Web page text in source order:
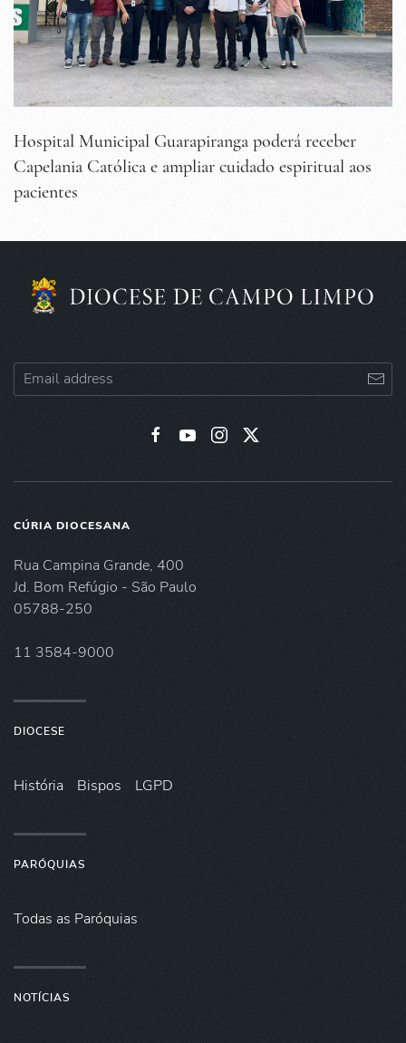
Hospital Municipal Guarapiranga poderá receber
Capelania Católica e ampliar cuidado espiritual aos
pacientes
CÚRIA DIOCESANA
Rua Campina Grande, 400
Jd. Bom Refúgio - São Paulo
05788-250
11 3584-9000
DIOCESE
História Bispos LGPD
PARÓQUIAS
Todas as Paróquias
NOTÍCIAS